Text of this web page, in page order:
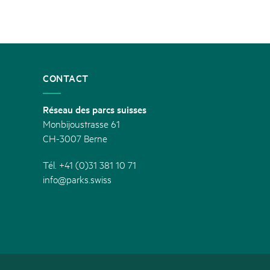
CONTACT
Réseau des parcs suisses
Monbijoustrasse 61
CH-3007 Berne
Tél. +41 (0)31 381 10 71
info@parks.swiss